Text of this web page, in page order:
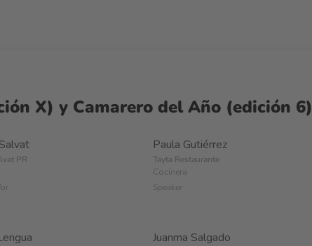
X) y Camarero del Año (edición 6)
PR
Paula Gutiérrez
Tayta Restaurante
Cocinera
Speaker
Juanma Salgado